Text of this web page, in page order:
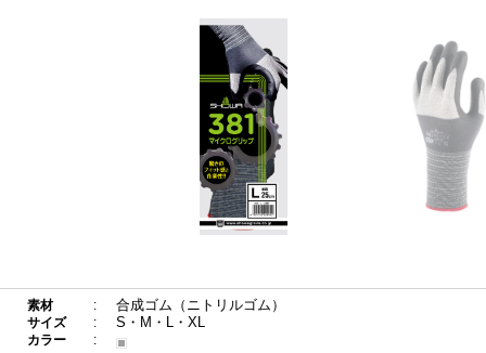
素材 合成ゴム（ニトリルゴム）
サイズ S・M・L・XL
カラー